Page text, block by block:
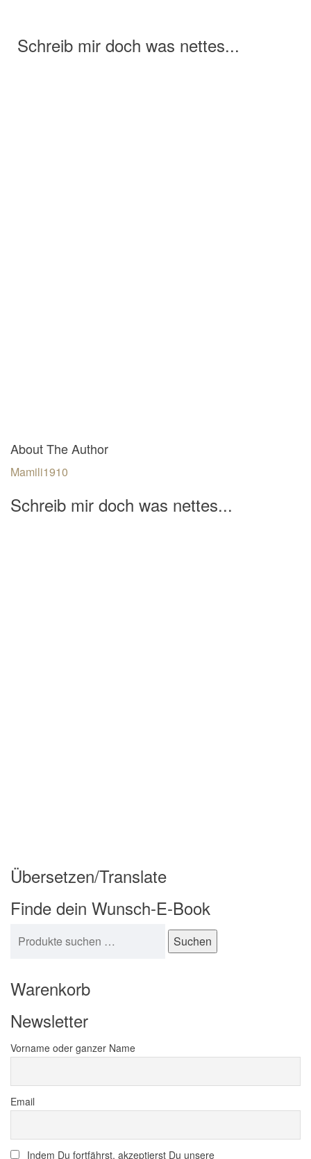
Schreib mir doch was nettes...
About The Author
Mamili1910
Schreib mir doch was nettes...
Übersetzen/Translate
Finde dein Wunsch-E-Book
Suchen
Warenkorb
Newsletter
Vorname oder ganzer Name
Email
Indem Du fortfährst, akzeptierst Du unsere